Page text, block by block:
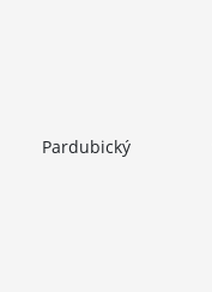
Pardubický